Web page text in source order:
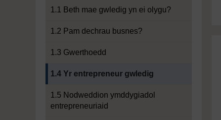
1.1 Beth mae gwledig yn ei olygu?
1.2 Pam dechrau busnes?
1.3 Gwerthoedd
1.4 Yr entrepreneur gwledig
1.5 Nodweddion ymddygiadol
entrepreneuriaid